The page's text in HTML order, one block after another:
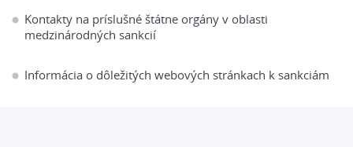
Kontakty na príslušné štátne orgány v oblasti
medzinárodných sankcií
Informácia o dôležitých webových stránkach k sankciám